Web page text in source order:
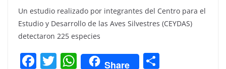
Un estudio realizado por integrantes del Centro para el
Estudio y Desarrollo de las Aves Silvestres (CEYDAS)
detectaron 225 especies
F T W Share